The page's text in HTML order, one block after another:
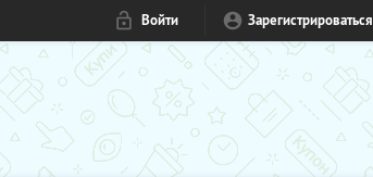
Войти Зарегистрироваться